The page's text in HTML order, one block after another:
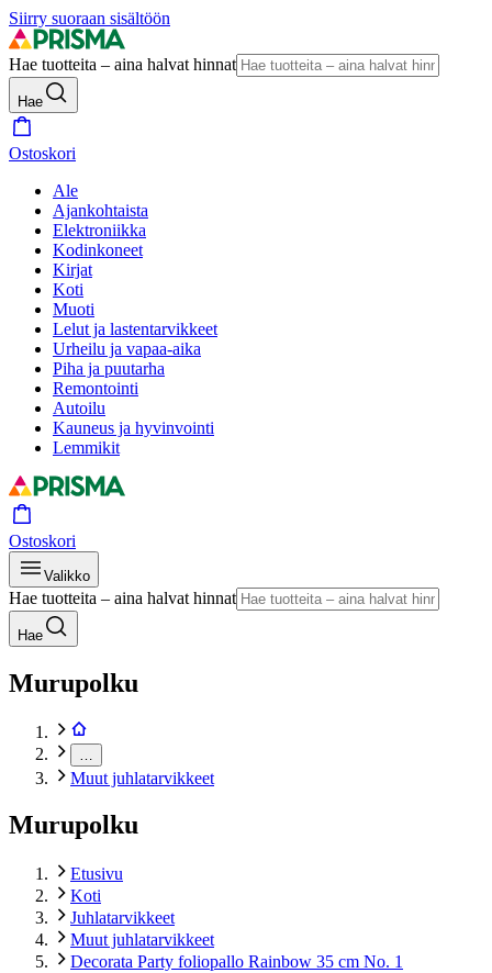
Siirry suoraan sisältöön
Hae tuotteita – aina halvat hinnat
Hae
Ostoskori
Ale
Ajankohtaista
Elektroniikka
Kodinkoneet
Kirjat
Koti
Muoti
Lelut ja lastentarvikkeet
Urheilu ja vapaa-aika
Piha ja puutarha
Remontointi
Autoilu
Kauneus ja hyvinvointi
Lemmikit
Ostoskori
Valikko
Hae tuotteita – aina halvat hinnat
Hae
Murupolku
Muut juhlatarvikkeet
Murupolku
Etusivu
Koti
Juhlatarvikkeet
Muut juhlatarvikkeet
Decorata Party foliopallo Rainbow 35 cm No. 1